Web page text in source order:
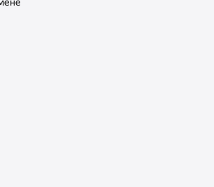
уже доступны готовые плагины,
использовать в вашей